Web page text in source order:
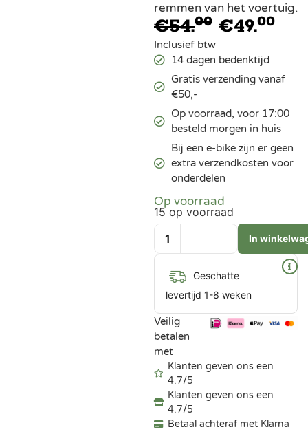
remmen van het voertuig.
€54.00 €49.00
Inclusief btw
14 dagen bedenktijd
Gratis verzending vanaf
€50,-
Op voorraad, voor 17:00
besteld morgen in huis
Bij een e-bike zijn er geen
extra verzendkosten voor
onderdelen
Op voorraad
15 op voorraad
In
Geschatte
levertijd 1-8 weken
Veilig
betalen
met
Klanten geven ons een
4.7/5
Klanten geven ons een
4.7/5
Betaal achteraf met Klarna